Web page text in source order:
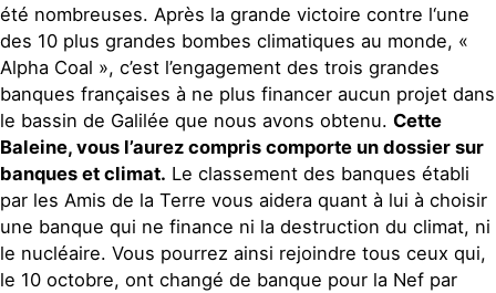
été nombreuses. Après la grande victoire contre l‘une
des 10 plus grandes bombes climatiques au monde, «
Alpha Coal », c’est l’engagement des trois grandes
banques françaises à ne plus financer aucun projet dans
le bassin de Galilée que nous avons obtenu. Cette
Baleine, vous l’aurez compris comporte un dossier sur
banques et climat. Le classement des banques établi
par les Amis de la Terre vous aidera quant à lui à choisir
une banque qui ne finance ni la destruction du climat, ni
le nucléaire. Vous pourrez ainsi rejoindre tous ceux qui,
le 10 octobre, ont changé de banque pour la Nef par